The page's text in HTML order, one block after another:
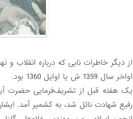
از دیگر خاطرات نابی که درباره‌ انقلاب
اواخر سال 1359 ش یا اوایل 1360 بود.
یک هفته قبل از تشریف‌فرمایی حضرت
رفیع شهادت نائل شد، به کشمیر آمد.